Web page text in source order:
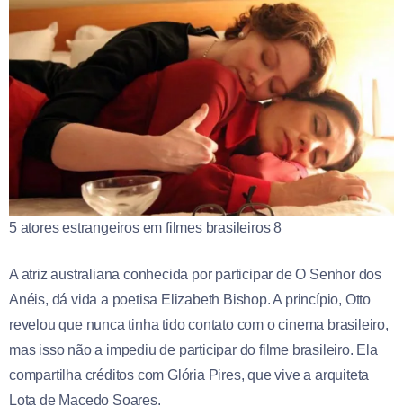
5 atores estrangeiros em filmes brasileiros 8
A atriz australiana conhecida por participar de O Senhor dos
Anéis, dá vida a poetisa Elizabeth Bishop. A princípio, Otto
revelou que nunca tinha tido contato com o cinema brasileiro,
mas isso não a impediu de participar do filme brasileiro. Ela
compartilha créditos com Glória Pires, que vive a arquiteta
Lota de Macedo Soares.